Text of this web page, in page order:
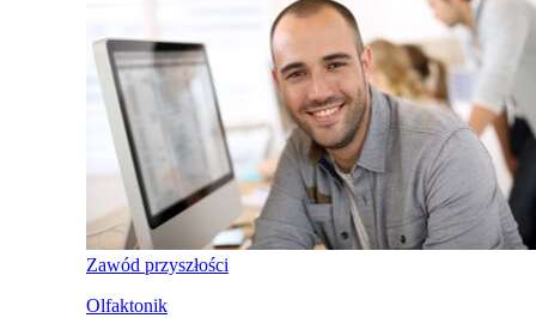
Zawód przyszłości
Olfaktonik